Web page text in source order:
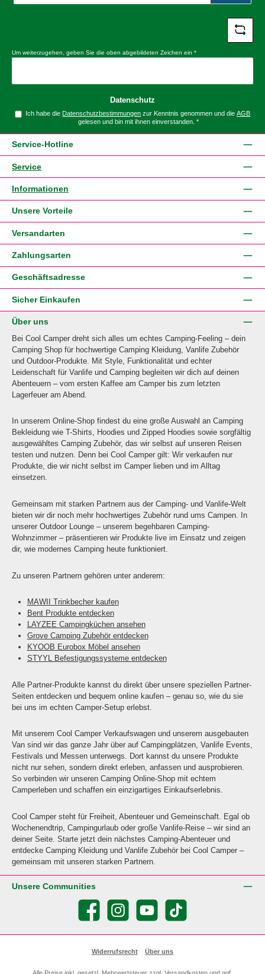
*
Um weiterzugehen, geben Sie die oben abgebildeten Zeichen ein *
Datenschutz
Ich habe dieDatenschutzbestimmungen zur Kenntnis genommen und dieAGB
gelesen und bin mit ihnen einverstanden. *
Service-Hotline
Service
Informationen
Unsere Vorteile
Versandarten
Zahlungsarten
Geschäftsadresse
Sicher Einkaufen
Über uns
Bei Cool Camper dreht sich alles um echtes Camping-Feeling – dein
Camping Shop für hochwertige Camping Kleidung, Vanlife Zubehör
und Outdoor-Produkte. Mit Style, Funktionalität und echter
Leidenschaft für Vanlife und Camping begleiten wir dich auf deinen
Abenteuern – vom ersten Kaffee am Camper bis zum letzten
Lagerfeuer am Abend.
In unserem Online-Shop findest du eine große Auswahl an Camping
Bekleidung wie T-Shirts, Hoodies und Zipped Hoodies sowie sorgfältig
ausgewähltes Camping Zubehör, das wir selbst auf unseren Reisen
testen und nutzen. Denn bei Cool Camper gilt: Wir verkaufen nur
Produkte, die wir nicht selbst im Camper lieben und im Alltag
einsetzen.
Gemeinsam mit starken Partnern aus der Camping- und Vanlife-Welt
bieten wir dir noch mehr hochwertiges Zubehör rund ums Campen. In
unserer Outdoor Lounge – unserem begehbaren Camping-
Wohnzimmer – präsentieren wir Produkte live im Einsatz und zeigen
dir, wie modernes Camping heute funktioniert.
Zu unseren Partnern gehören unter anderem:
MAWII Trinkbecher kaufen
Bent Produkte entdecken
LAYZEE Campingküchen ansehen
Grove Camping Zubehör entdecken
KYOOB Eurobox Möbel ansehen
STYYL Befestigungssysteme entdecken
Alle Partner-Produkte kannst du direkt über unsere speziellen Partner-
Seiten entdecken und bequem online kaufen – genau so, wie du sie
bei uns im echten Camper-Setup erlebst.
Mit unserem Cool Camper Verkaufswagen und unserem ausgebauten
Van sind wir das ganze Jahr über auf Campingplätzen, Vanlife Events,
Festivals und Messen unterwegs. Dort kannst du unsere Produkte
nicht nur sehen, sondern direkt erleben, anfassen und ausprobieren.
So verbinden wir unseren Camping Online-Shop mit echtem
Camperleben und schaffen ein einzigartiges Einkaufserlebnis.
Cool Camper steht für Freiheit, Abenteuer und Gemeinschaft. Egal ob
Wochenendtrip, Campingurlaub oder große Vanlife-Reise – wir sind an
deiner Seite. Starte jetzt dein nächstes Camping-Abenteuer und
entdecke Camping Kleidung und Vanlife Zubehör bei Cool Camper –
gemeinsam mit unseren starken Partnern.
Unsere Communities
Facebook Instagram YouTube TikTok
Widerrufsrecht Über uns